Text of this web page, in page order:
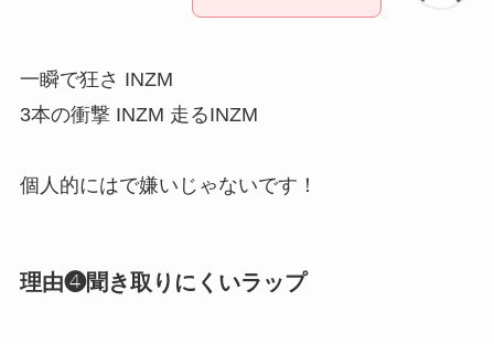
一瞬で狂さ INZM
3本の衝撃 INZM 走るINZM
個人的にはで嫌いじゃないです！
理由❹聞き取りにくいラップ